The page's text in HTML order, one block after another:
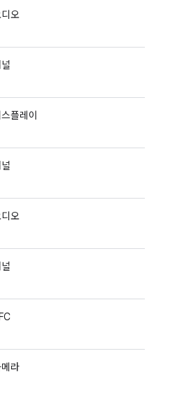
오
플레이
오
라